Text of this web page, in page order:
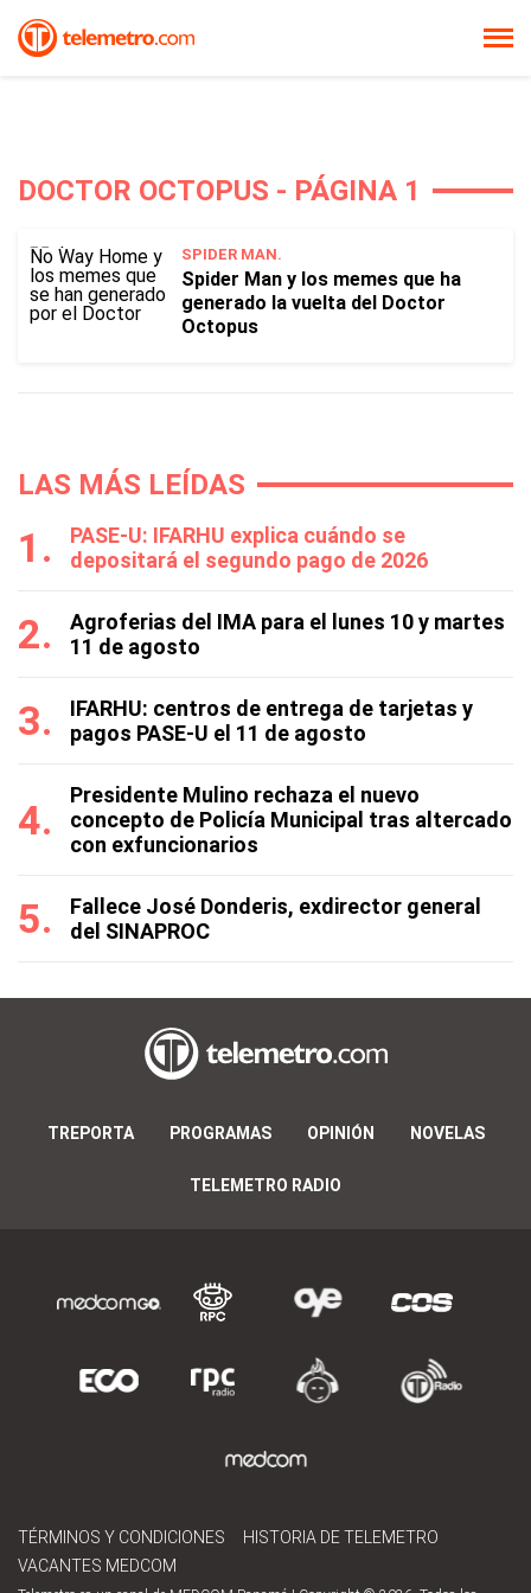
DOCTOR OCTOPUS - PÁGINA 1
SPIDER MAN.
Spider Man y los memes que ha
generado la vuelta del Doctor
Octopus
LAS MÁS LEÍDAS
PASE-U: IFARHU explica cuándo se
depositará el segundo pago de 2026
Agroferias del IMA para el lunes 10 y martes
11 de agosto
IFARHU: centros de entrega de tarjetas y
pagos PASE-U el 11 de agosto
Presidente Mulino rechaza el nuevo
concepto de Policía Municipal tras altercado
con exfuncionarios
Fallece José Donderis, exdirector general
del SINAPROC
TREPORTA PROGRAMAS OPINIÓN NOVELAS
TELEMETRO RADIO
TÉRMINOS Y CONDICIONES
HISTORIA DE TELEMETRO
VACANTES MEDCOM